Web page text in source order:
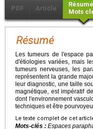
PDF Article
Résumé
Mots
Résumé
Les tumeurs de l'espace
d'étiologies variées, mais
tumeurs nerveuses, les
représentent la grande
leur diagnostic, une taille
magnétique, est impératif
dont l'environnement
techniques et être
Le texte complet de cet
Mots-clés : Espaces